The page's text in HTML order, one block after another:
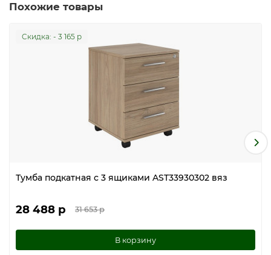
Похожие товары
Cкидка: - 3 165 р
Тумба подкатная с 3 ящиками AST33930302 вяз
28 488 р 31 653 р
В корзину